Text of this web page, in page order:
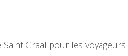
Saint Graal pour les voyageurs